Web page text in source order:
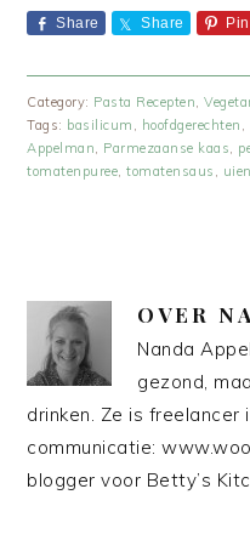
Share Share Pin
Category: Pasta Recepten,
Tags: basilicum , hoofdgerechten ,
Appelman, Parmezaanse kaas,
tomatenpuree,tomatensaus , uien
OVER
Nanda
gezond,
drinken. Ze is freelancer
communicatie:
blogger voor Betty’s